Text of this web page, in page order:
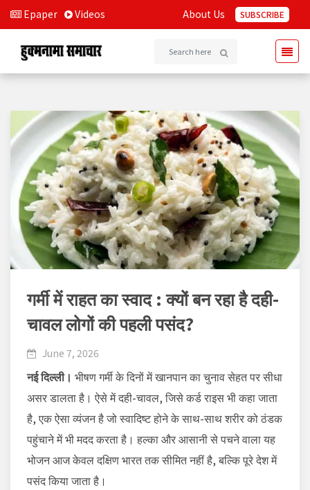
Epaper Videos About Us SUBSCRIBE
गर्मी में राहत का स्वाद : क्यों बन रहा है दही-
चावल लोगों की पहली पसंद?
June 7, 2026
नई दिल्ली। भीषण गर्मी के दिनों में खानपान का चुनाव सेहत पर सीधा
असर डालता है। ऐसे में दही-चावल, जिसे कर्ड राइस भी कहा जाता
है, एक ऐसा व्यंजन है जो स्वादिष्ट होने के साथ-साथ शरीर को ठंडक
पहुंचाने में भी मदद करता है। हल्का और आसानी से पचने वाला यह
भोजन आज केवल दक्षिण भारत तक सीमित नहीं है, बल्कि पूरे देश में
पसंद किया जाता है।